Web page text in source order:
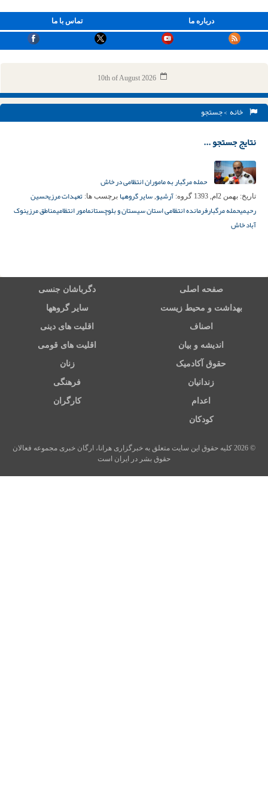
تماس با ما درباره ما
10th of August 2026
خانه > جستجو
نتایج جستجو ...
حمله‌ مرگبار به ماموران انتظامی در خاش
تاریخ: بهمن 2ام, 1393 گروه: آرشیو, سایر گروهها برچسب ها: تعهدات مرزیحسین
رحیمیحمله مرگبارفرمانده انتظامی استان سیستان و بلوچستانمامور انتظامیمناطق مرزینوک
آباد خاش
صفحه اصلی دگرباشان جنسی
بهداشت و محیط زیست سایر گروهها
اصناف اقلیت های دینی
اندیشه و بیان اقلیت های قومی
حقوق آکادمیک زنان
زندانیان فرهنگی
اعدام کارگران
کودکان
© 2026 کلیه حقوق این سایت متعلق به خبرگزاری هرانا، ارگان خبری مجموعه فعالان
حقوق بشر در ایران است